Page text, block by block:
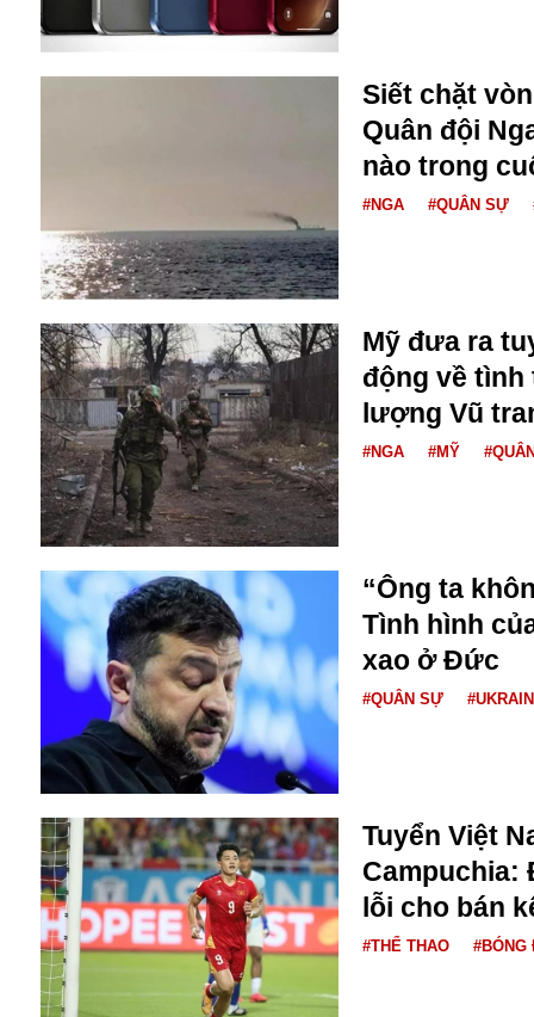
Bác Hồ
Bộ Y tế
Bộ Ngoại giao
Bình Dương
Biển Đen
Bình Định
Bulgaria
Biến chủng
Baikal
Bakhmut
Bulagria
Crimea
Chính trị
Công nghệ
Chuyện hay
Chuyện lạ
Cuộc sống quanh ta
Casino
Chiến tranh thương mại
Chi hội phụ nữ TTTM Mátxcơva
Chính trị Nga
Chợ Vòm
Cảnh sát
Cấm bay
Cao tốc
Canada
Siết chặt
Quân đội
nào trong
#NGA #QUÂN SỰ
Mỹ đưa ra
động về
lượng Vũ
#NGA #MỸ
“Ông ta
Tình hình
xao ở Đức
#QUÂN SỰ
Tuyển Việt
Campuchia:
lỗi cho bán
#THỂ THAO #BÓNG